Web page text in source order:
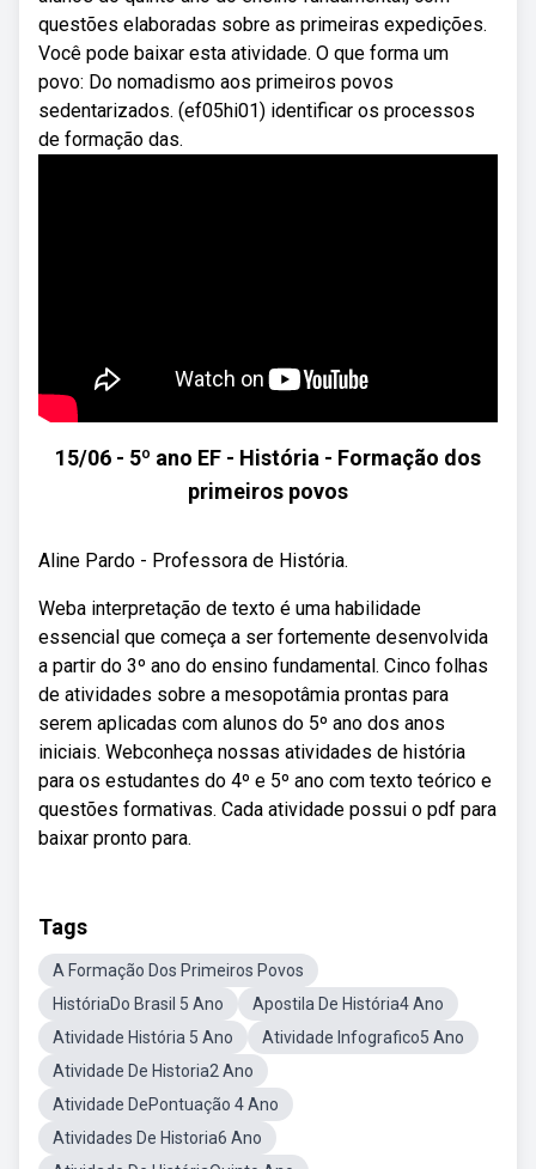
questões elaboradas sobre as primeiras expedições.
Você pode baixar esta atividade. O que forma um
povo: Do nomadismo aos primeiros povos
sedentarizados. (ef05hi01) identificar os processos
de formação das.
15/06 - 5º ano EF - História - Formação dos
primeiros povos
Aline Pardo - Professora de História.
Weba interpretação de texto é uma habilidade
essencial que começa a ser fortemente desenvolvida
a partir do 3º ano do ensino fundamental. Cinco folhas
de atividades sobre a mesopotâmia prontas para
serem aplicadas com alunos do 5º ano dos anos
iniciais. Webconheça nossas atividades de história
para os estudantes do 4º e 5º ano com texto teórico e
questões formativas. Cada atividade possui o pdf para
baixar pronto para.
Tags
A Formação Dos Primeiros Povos
HistóriaDo Brasil 5 Ano
Apostila De História4 Ano
Atividade História 5 Ano
Atividade Infografico5 Ano
Atividade De Historia2 Ano
Atividade DePontuação 4 Ano
Atividades De Historia6 Ano